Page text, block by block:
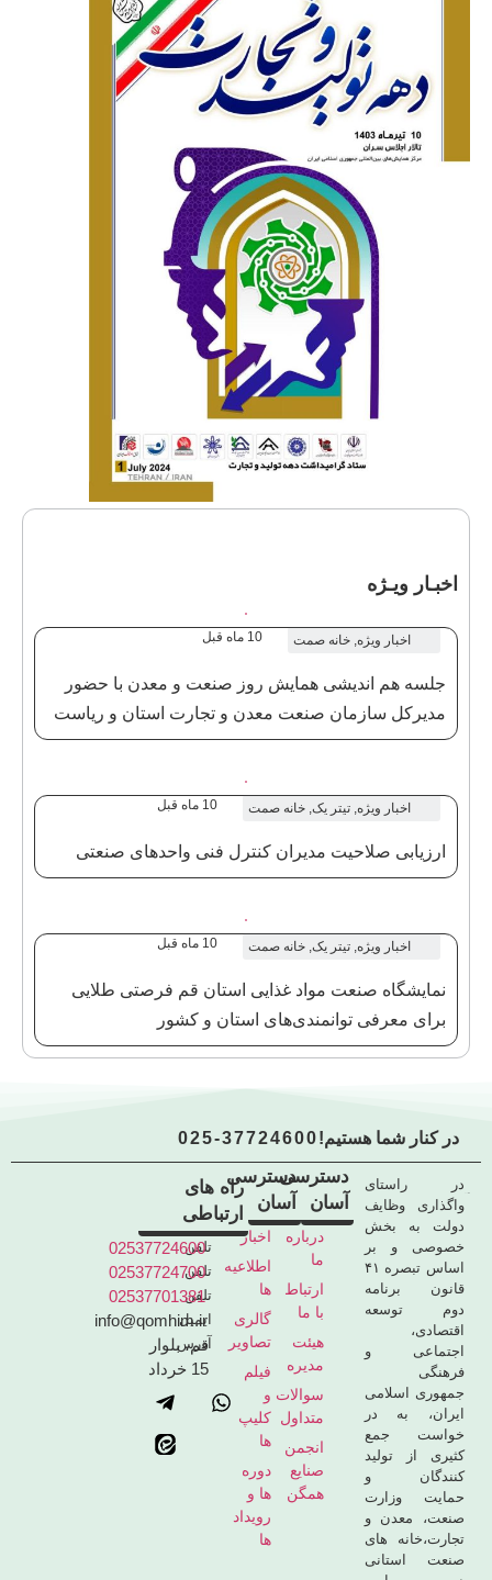
اخبـار ویـژه
اخبار ویژه, خانه صمت 10 ماه قبل
جلسه هم اندیشی همایش روز صنعت و معدن با حضور
مدیرکل سازمان صنعت معدن و تجارت استان و ریاست
خانه صنعت معدن و تجارت استان قم
اخبار ویژه, تیتر یک, خانه صمت 10 ماه قبل
ارزیابی صلاحیت مدیران کنترل فنی واحدهای صنعتی
اخبار ویژه, تیتر یک, خانه صمت 10 ماه قبل
نمایشگاه صنعت مواد غذایی استان قم فرصتی طلایی
برای معرفی توانمندی‌های استان و کشور
در کنار شما هستیم!025-37724600
در راستای
واگذاری وظایف
دولت به بخش
خصوصی و بر
اساس تبصره ۴۱
قانون برنامه
دوم توسعه
اقتصادی،
اجتماعی و
فرهنگی
جمهوری اسلامی
ایران، به در
خواست جمع
کثیری از تولید
کنندگان و
حمایت وزارت
صنعت، معدن و
تجارت،خانه های
صنعت استانی
دسترسی
آسان
درباره
ما
ارتباط
با ما
هیئت
مدیره
سوالات
متداول
انجمن
صنایع
همگن
دسترسی
آسان
اخبار
اطلاعیه
ها
گالری
تصاویر
فیلم
و
کلیپ
ها
دوره
ها و
رویداد
ها
راه های
ارتباطی
تلفن
02537724600
تلفن
02537724700
تلفن
02537701381
ایمیل
info@qomhim.ir
آدرس
قم، بلوار
15 خرداد